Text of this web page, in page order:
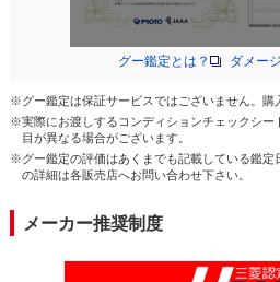
グー鑑定とは？ ダメー
※グー鑑定は保証サービスではございません。購
※実際にお渡しするコンディションチェックシー
目が異なる場合がございます。
※グー鑑定の評価はあくまでも記載している鑑定
の詳細は各販売店へお問い合わせ下さい。
メーカー推奨制度